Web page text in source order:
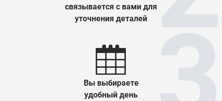
связывается с вами для
уточнения деталей
Вы выбираете
удобный день